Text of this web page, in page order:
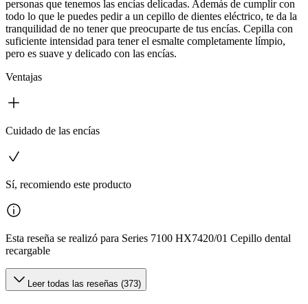
personas que tenemos las encías delicadas. Además de cumplir con
todo lo que le puedes pedir a un cepillo de dientes eléctrico, te da la
tranquilidad de no tener que preocuparte de tus encías. Cepilla con
suficiente intensidad para tener el esmalte completamente límpio,
pero es suave y delicado con las encías.
Ventajas
Cuidado de las encías
Sí, recomiendo este producto
Esta reseña se realizó para Series 7100 HX7420/01 Cepillo dental
recargable
Leer todas las reseñas (373)